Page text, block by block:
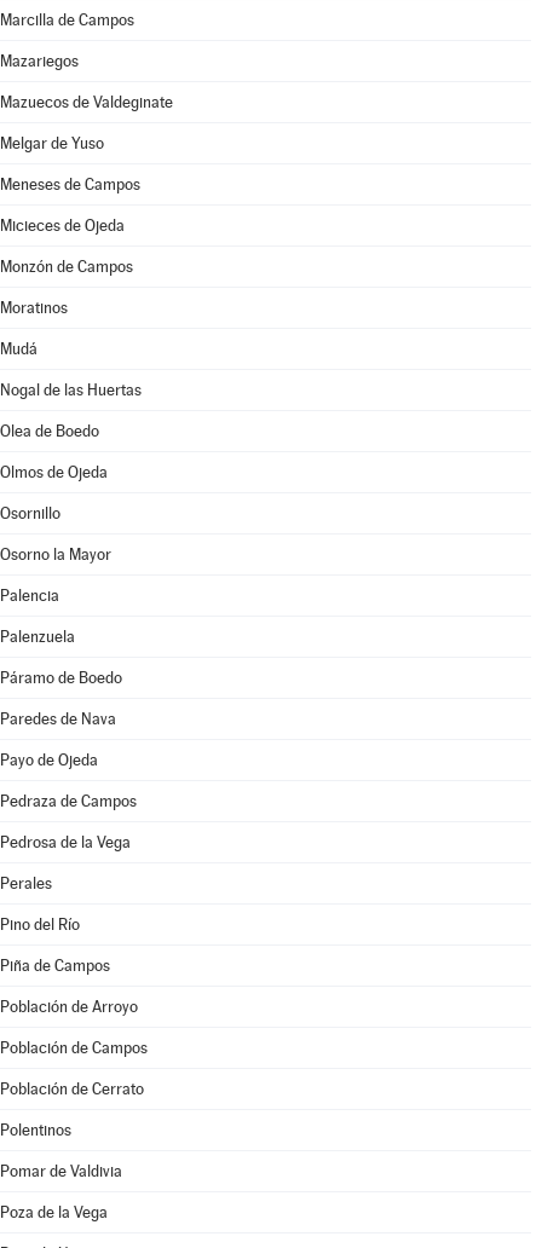
Marcilla de Campos
Mazariegos
Mazuecos de Valdeginate
Melgar de Yuso
Meneses de Campos
Micieces de Ojeda
Monzón de Campos
Moratinos
Mudá
Nogal de las Huertas
Olea de Boedo
Olmos de Ojeda
Osornillo
Osorno la Mayor
Palencia
Palenzuela
Páramo de Boedo
Paredes de Nava
Payo de Ojeda
Pedraza de Campos
Pedrosa de la Vega
Perales
Pino del Río
Piña de Campos
Población de Arroyo
Población de Campos
Población de Cerrato
Polentinos
Pomar de Valdivia
Poza de la Vega